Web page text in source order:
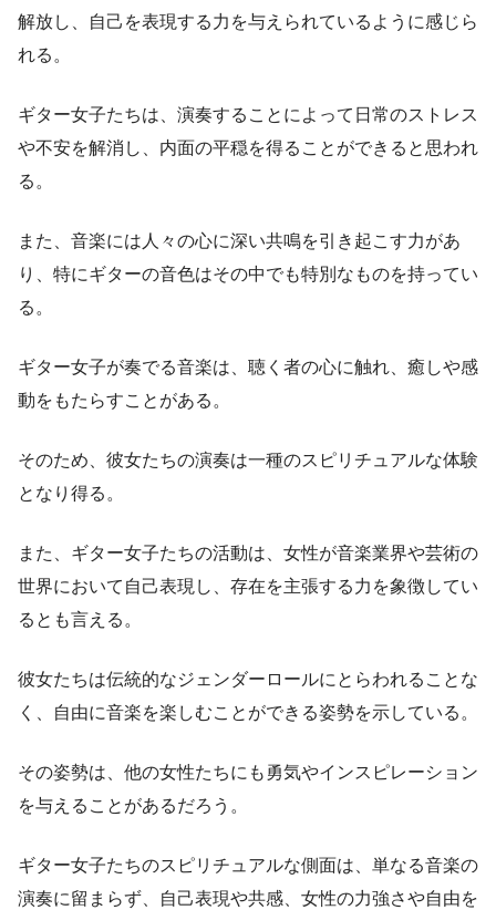
解放し、自己を表現する力を与えられているように感じら
れる。
ギター女子たちは、演奏することによって日常のストレス
や不安を解消し、内面の平穏を得ることができると思われ
る。
また、音楽には人々の心に深い共鳴を引き起こす力があ
り、特にギターの音色はその中でも特別なものを持ってい
る。
ギター女子が奏でる音楽は、聴く者の心に触れ、癒しや感
動をもたらすことがある。
そのため、彼女たちの演奏は一種のスピリチュアルな体験
となり得る。
また、ギター女子たちの活動は、女性が音楽業界や芸術の
世界において自己表現し、存在を主張する力を象徴してい
るとも言える。
彼女たちは伝統的なジェンダーロールにとらわれることな
く、自由に音楽を楽しむことができる姿勢を示している。
その姿勢は、他の女性たちにも勇気やインスピレーション
を与えることがあるだろう。
ギター女子たちのスピリチュアルな側面は、単なる音楽の
演奏に留まらず、自己表現や共感、女性の力強さや自由を